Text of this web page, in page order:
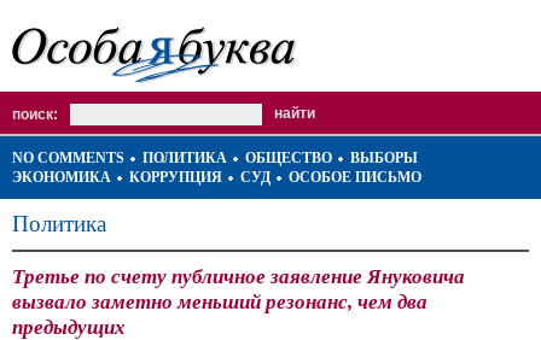
поиск:
NO COMMENTS ПОЛИТИКА ОБЩЕСТВО
ВЫБОРЫ
ЭКОНОМИКА
КОРРУПЦИЯ СУД ОСОБОЕ ПИСЬМО
Политика
Третье по счету публичное заявление Януковича
вызвало заметно меньший резонанс, чем два
предыдущих